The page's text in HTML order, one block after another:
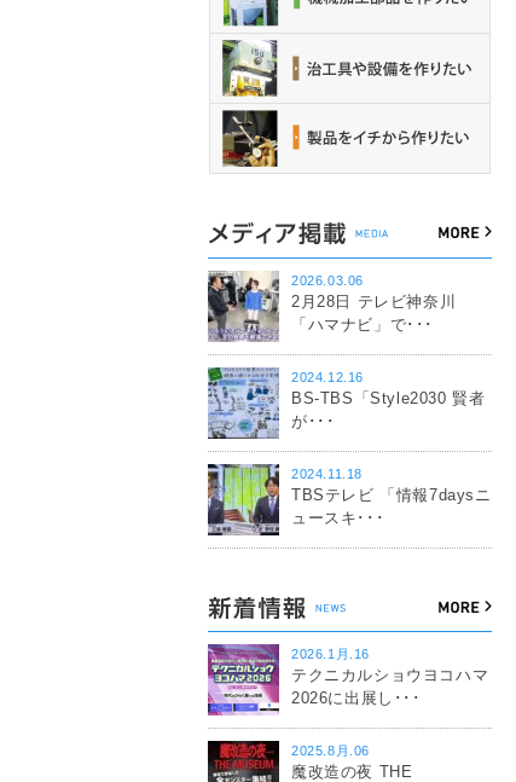
2026.03.06
2月28日 テレビ神奈川
「ハマナビ」で･･･
2024.12.16
BS-TBS「Style2030 賢者
が･･･
2024.11.18
TBSテレビ 「情報7daysニ
ュースキ･･･
2026.1月.16
テクニカルショウヨコハマ
2026に出展し･･･
2025.8月.06
魔改造の夜 THE